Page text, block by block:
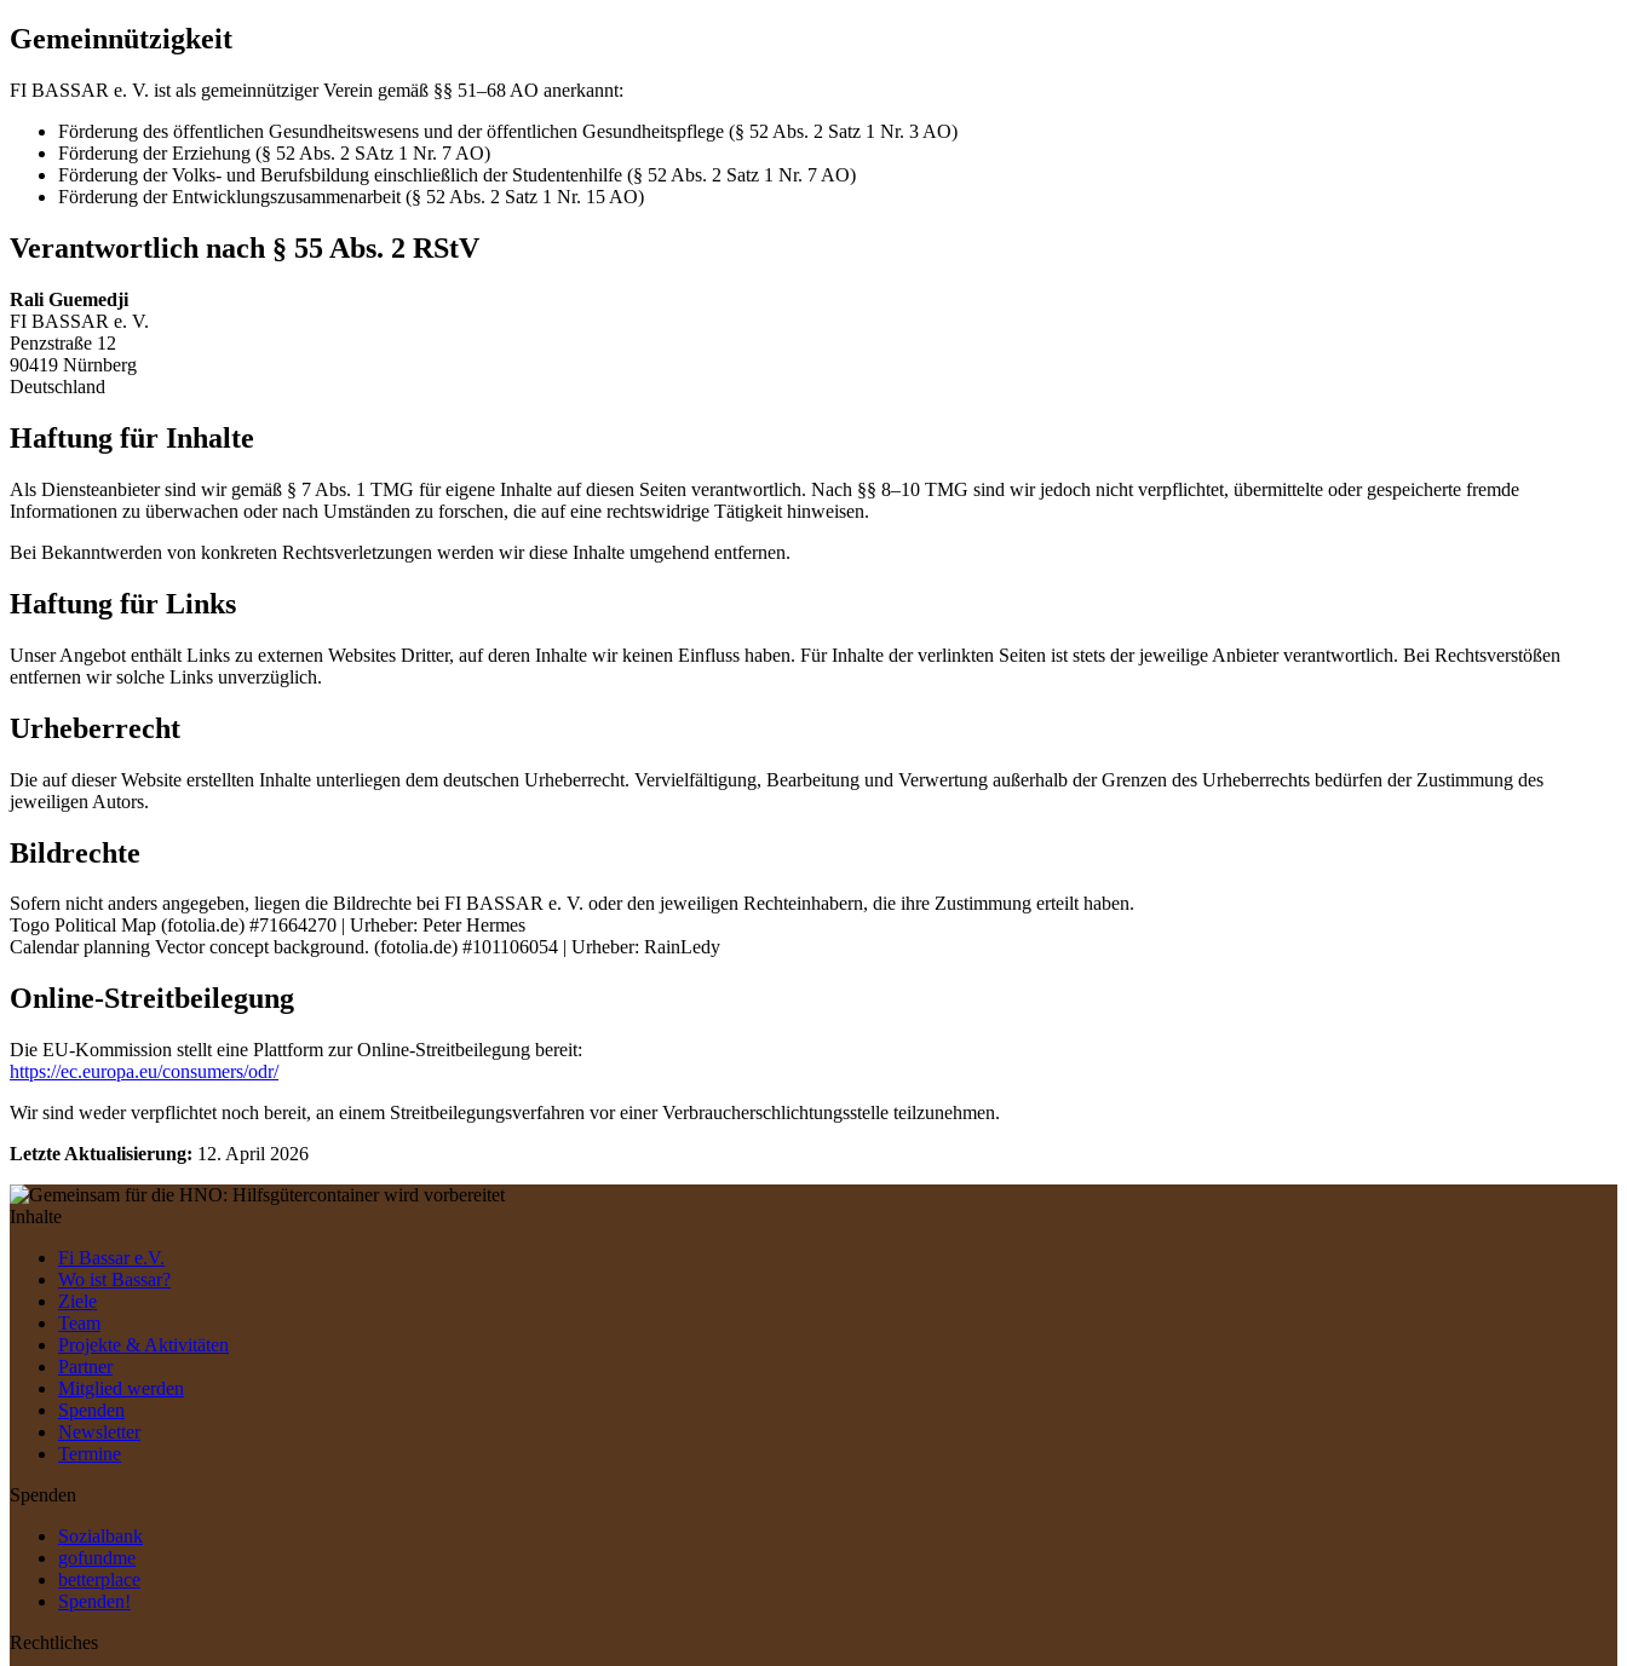
Gemeinnützigkeit
FI BASSAR e. V. ist als gemeinnütziger Verein gemäß §§ 51–68 AO anerkannt:
Förderung des öffentlichen Gesundheitswesens und der öffentlichen Gesundheitspflege (§ 52 Abs. 2 Satz 1 Nr. 3 AO)
Förderung der Erziehung (§ 52 Abs. 2 SAtz 1 Nr. 7 AO)
Förderung der Volks- und Berufsbildung einschließlich der Studentenhilfe (§ 52 Abs. 2 Satz 1 Nr. 7 AO)
Förderung der Entwicklungszusammenarbeit (§ 52 Abs. 2 Satz 1 Nr. 15 AO)
Verantwortlich nach § 55 Abs. 2 RStV
Rali Guemedji
FI BASSAR e. V.
Penzstraße 12
90419 Nürnberg
Deutschland
Haftung für Inhalte
Als Diensteanbieter sind wir gemäß § 7 Abs. 1 TMG für eigene Inhalte auf diesen Seiten verantwortlich. Nach §§ 8–10 TMG sind wir jedoch nicht verpflichtet, übermittelte oder gespeicherte fremde
Informationen zu überwachen oder nach Umständen zu forschen, die auf eine rechtswidrige Tätigkeit hinweisen.
Bei Bekanntwerden von konkreten Rechtsverletzungen werden wir diese Inhalte umgehend entfernen.
Haftung für Links
Unser Angebot enthält Links zu externen Websites Dritter, auf deren Inhalte wir keinen Einfluss haben. Für Inhalte der verlinkten Seiten ist stets der jeweilige Anbieter verantwortlich. Bei Rechtsverstößen
entfernen wir solche Links unverzüglich.
Urheberrecht
Die auf dieser Website erstellten Inhalte unterliegen dem deutschen Urheberrecht. Vervielfältigung, Bearbeitung und Verwertung außerhalb der Grenzen des Urheberrechts bedürfen der Zustimmung des
jeweiligen Autors.
Bildrechte
Sofern nicht anders angegeben, liegen die Bildrechte bei FI BASSAR e. V. oder den jeweiligen Rechteinhabern, die ihre Zustimmung erteilt haben.
Togo Political Map (fotolia.de) #71664270 | Urheber: Peter Hermes
Calendar planning Vector concept background. (fotolia.de) #101106054 | Urheber: RainLedy
Online-Streitbeilegung
Die EU-Kommission stellt eine Plattform zur Online-Streitbeilegung bereit:
https://ec.europa.eu/consumers/odr/
Wir sind weder verpflichtet noch bereit, an einem Streitbeilegungsverfahren vor einer Verbraucherschlichtungsstelle teilzunehmen.
Letzte Aktualisierung: 12. April 2026
Inhalte
Fi Bassar e.V.
Wo ist Bassar?
Ziele
Team
Projekte & Aktivitäten
Partner
Mitglied werden
Spenden
Newsletter
Termine
Spenden
Sozialbank
gofundme
betterplace
Spenden!
Rechtliches